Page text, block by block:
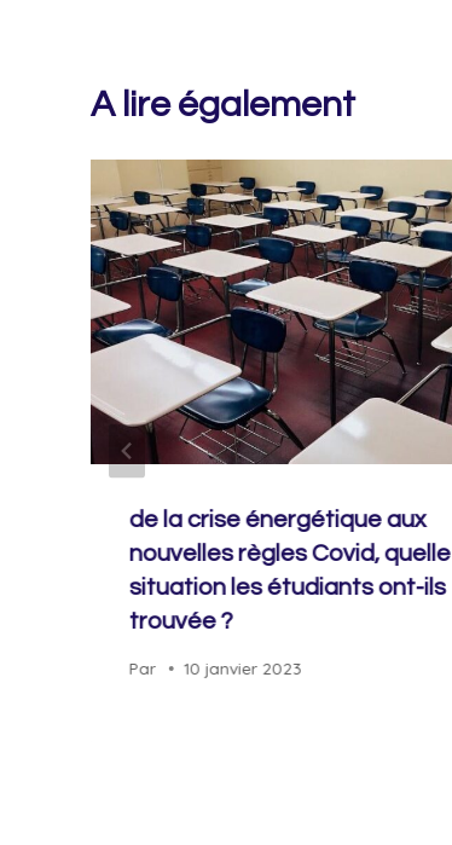
A lire également
de la crise énergétique aux
nouvelles règles Covid, quelle
situation les étudiants ont-ils
trouvée ?
Par 10 janvier 2023